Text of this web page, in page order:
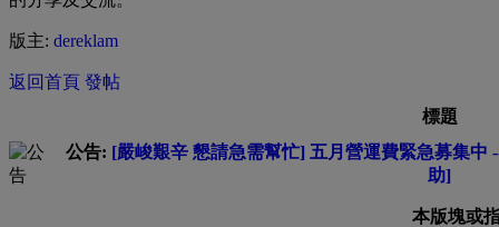
版主: dereklam
返回首頁 發帖
標題
公告: [嚴峻艱辛 懇請急需幫忙] 五月營運費緊急募集
助]
本版塊或